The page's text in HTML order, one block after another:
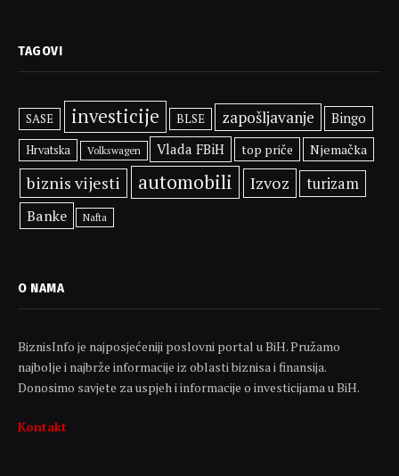
TAGOVI
SASE investicije BLSE zapošljavanje Bingo
Hrvatska Volkswagen Vlada FBiH top priče Njemačka
biznis vijesti automobili Izvoz
turizam
Banke
Nafta
O NAMA
BiznisInfo je najposjećeniji poslovni portal u BiH. Pružamo
najbolje i najbrže informacije iz oblasti biznisa i finansija.
Donosimo savjete za uspjeh i informacije o investicijama u BiH.
Kontakt